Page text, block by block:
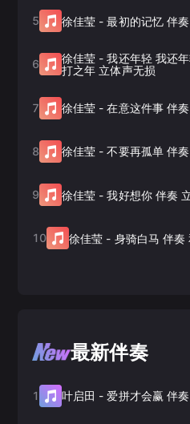
5 徐佳莹 -最初的记忆 伴
6 徐佳莹 -我还年轻 我还
打之年 立体声无损
7 徐佳莹 -在意这件事 伴
8 徐佳莹 -不要再孤单 伴
9 徐佳莹 -我好想你 伴奏
10 徐佳莹 - 身骑白马 伴奏
最新伴奏
1 叶启田 -爱拼才会赢 伴